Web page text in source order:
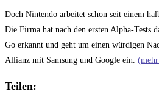
Doch Nintendo arbeitet schon seit einem
Die Firma hat nach den ersten Alpha-Tests
Go erkannt und geht um einen würdigen
Allianz mit Samsung und Google ein.
Teilen: